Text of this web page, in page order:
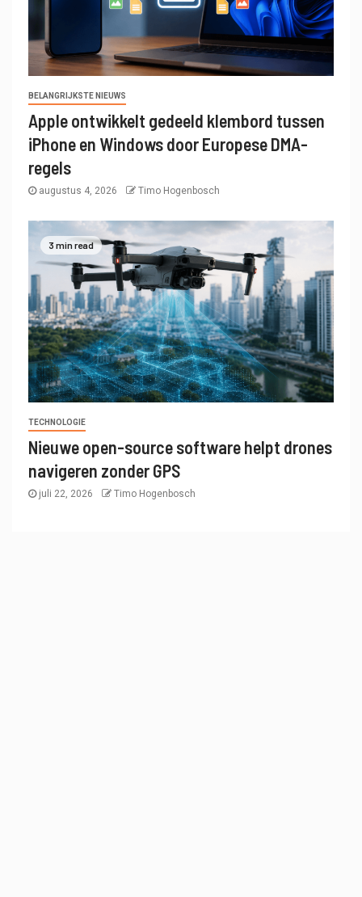
BELANGRIJKSTE NIEUWS
Apple ontwikkelt gedeeld klembord tussen
iPhone en Windows door Europese DMA-
regels
augustus 4, 2026 Timo Hogenbosch
3 min read
TECHNOLOGIE
Nieuwe open-source software helpt drones
navigeren zonder GPS
juli 22, 2026 Timo Hogenbosch